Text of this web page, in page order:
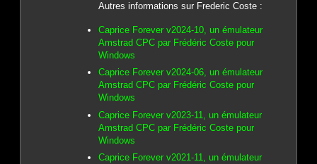
Autres informations sur Frederic Coste :
Caprice Forever v2024-10, un émulateur
Amstrad CPC par Frédéric Coste pour
Windows
Caprice Forever v2024-06, un émulateur
Amstrad CPC par Frédéric Coste pour
Windows
Caprice Forever v2023-11, un émulateur
Amstrad CPC par Frédéric Coste pour
Windows
Caprice Forever v2021-11, un émulateur